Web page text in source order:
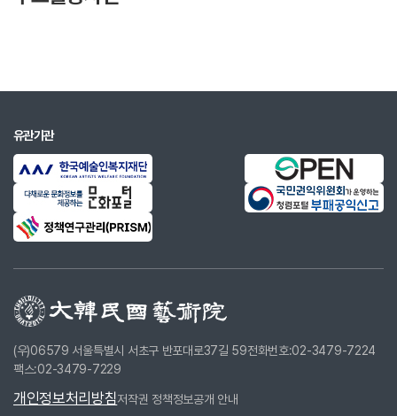
1990
2000
보훈문화훈장
2002
홍조근정훈장
2006
대한민국예술원상
ㅇ 주요저서
1978
『한국연극산고』(문예비평사)
유관기관
(우)06579 서울특별시 서초구 반포대로37길 59전화번호:02-3479-7224
팩스:02-3479-7229
개인정보처리방침저작권 정책정보공개 안내